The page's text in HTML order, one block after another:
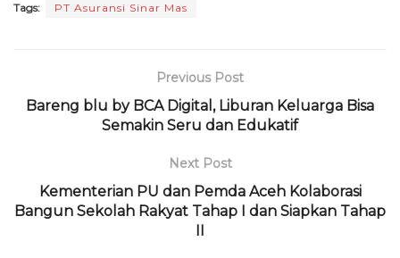
c
o
it a
p
p
e
ra
m
d
s
Tags: PT Asuransi Sinar Mas
Previous Post
Bareng blu by BCA Digital, Liburan Keluarga Bisa
Semakin Seru dan Edukatif
Next Post
Kementerian PU dan Pemda Aceh Kolaborasi
Bangun Sekolah Rakyat Tahap I dan Siapkan Tahap